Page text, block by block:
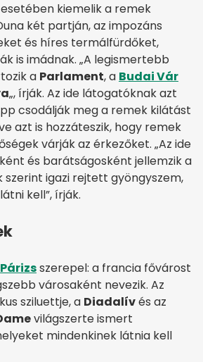
kiemelik a remek
két partján, az impozáns
és híres termálfürdőket,
is imádnak. „A legismertebb
a Parlament, a Budai Vár
„, írják. Az ide látogatóknak azt
csodálják meg a remek kilátást
azt is hozzáteszik, hogy remek
várják az érkezőket. „Az ide
és barátságosként jellemzik a
igazi rejtett gyöngyszem,
kell”, írják.
Párizsszerepel: a francia fővárost
városaként nevezik. Az
sziluettje, a Diadalívés az
világszerte ismert
mindenkinek látnia kell